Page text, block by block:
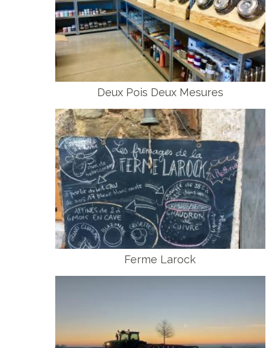
Deux Pois Deux Mesures
Ferme Larock